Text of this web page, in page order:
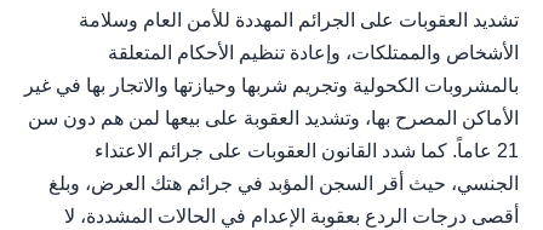
تشديد العقوبات على الجرائم المهددة للأمن العام وسلامة
الأشخاص والممتلكات، وإعادة تنظيم الأحكام المتعلقة
بالمشروبات الكحولية وتجريم شربها وحيازتها والاتجار بها في غير
الأماكن المصرح بها، وتشديد العقوبة على بيعها لمن هم دون سن
21 عاماً. كما شدد القانون العقوبات على جرائم الاعتداء
الجنسي، حيث أقر السجن المؤبد في جرائم هتك العرض، وبلغ
أقصى درجات الردع بعقوبة الإعدام في الحالات المشددة، لا